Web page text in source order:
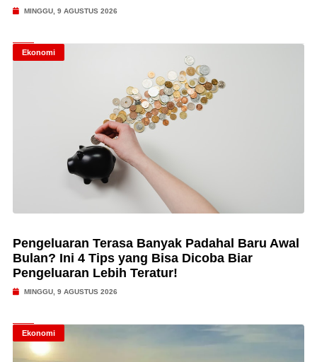
MINGGU, 9 AGUSTUS 2026
Ekonomi
Pengeluaran Terasa Banyak Padahal Baru Awal
Bulan? Ini 4 Tips yang Bisa Dicoba Biar
Pengeluaran Lebih Teratur!
MINGGU, 9 AGUSTUS 2026
Ekonomi